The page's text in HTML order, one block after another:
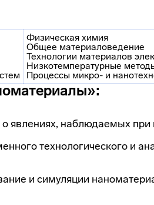
Физическая химия
Общее материаловедение
Технологии материалов
Низкотемпературные
Процессы микро- и
явлениях, наблюдаемых
технологического и
и симуляции